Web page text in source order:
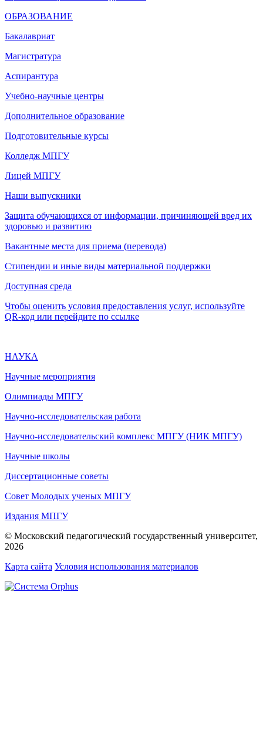
ОБРАЗОВАНИЕ
Бакалавриат
Магистратура
Аспирантура
Учебно-научные центры
Дополнительное образование
Подготовительные курсы
Колледж МПГУ
Лицей МПГУ
Наши выпускники
Защита обучающихся от информации, причиняющей вред их
здоровью и развитию
Вакантные места для приема (перевода)
Стипендии и иные виды материальной поддержки
Доступная среда
Чтобы оценить условия предоставления услуг, используйте
QR-код или перейдите по ссылке
НАУКА
Научные мероприятия
Олимпиады МПГУ
Научно-исследовательская работа
Научно-исследовательский комплекс МПГУ (НИК МПГУ)
Научные школы
Диссертационные советы
Совет Молодых ученых МПГУ
Издания МПГУ
© Московский педагогический государственный университет,
2026
Карта сайта Условия использования материалов